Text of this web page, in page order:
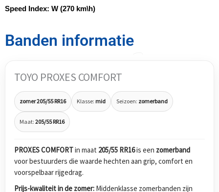
Speed Index: W (270 km\h)
Banden informatie
TOYO PROXES COMFORT
zomer 205/55 RR16 Klasse: mid Seizoen: zomerband
Maat: 205/55 RR16
PROXES COMFORTin maat 205/55 RR16is een zomerband
voor bestuurders die waarde hechten aan grip, comfort en
voorspelbaar rijgedrag.
Prijs-kwaliteit in de zomer: Middenklasse zomerbanden zijn